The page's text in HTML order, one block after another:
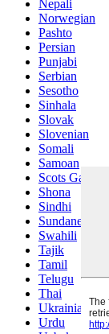
Nepali
Norwegian
Pashto
Persian
Punjabi
Serbian
Sesotho
Sinhala
Slovak
Slovenian
Somali
Samoan
Scots Gaelic
Shona
Sindhi
Sundanese
Swahili
Tajik
Tamil
Telugu
Thai
Ukrainian
Urdu